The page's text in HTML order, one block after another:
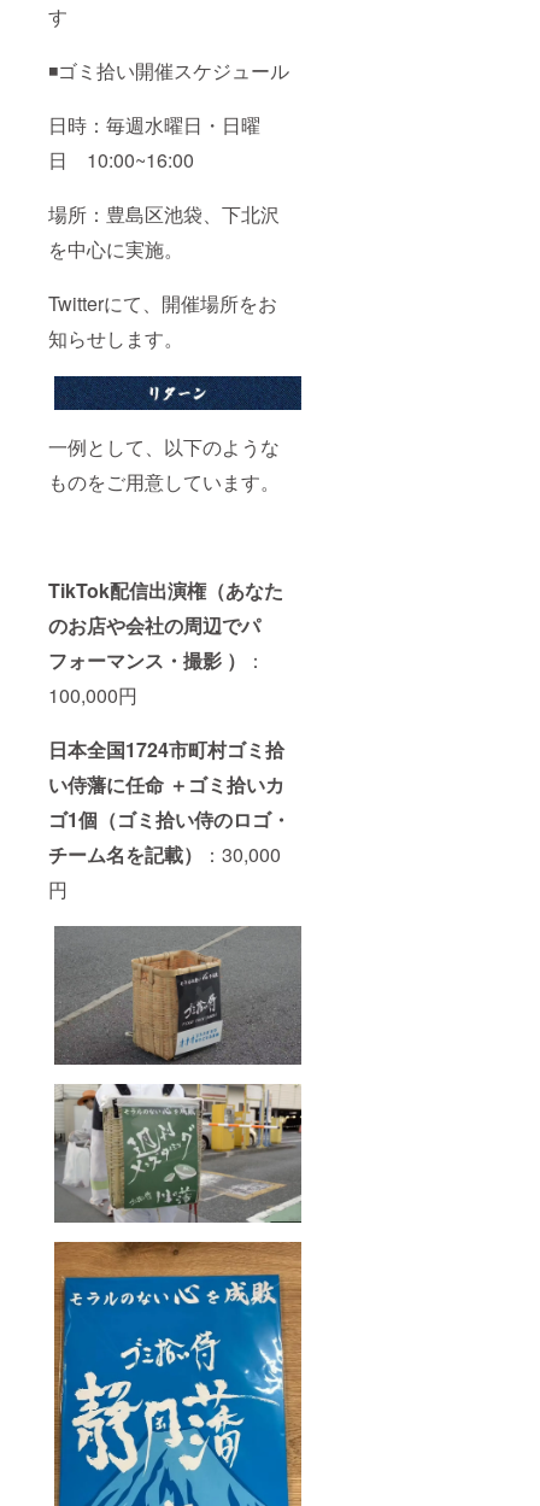
す
◾️ゴミ拾い開催スケジュール
日時：毎週水曜日・日曜
日 10:00~16:00
場所：豊島区池袋、下北沢
を中心に実施。
Twitterにて、開催場所をお
知らせします。
一例として、以下のような
ものをご用意しています。
TikTok配信出演権（あなた
のお店や会社の周辺でパ
フォーマンス・撮影 ）
：
100,000円
日本全国1724市町村ゴミ拾
い侍藩に任命 ＋ゴミ拾いカ
ゴ1個（ゴミ拾い侍のロゴ・
チーム名を記載）
：30,000
円